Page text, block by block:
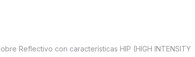
Reflectivo con características HIP (HIGH INTENSITY